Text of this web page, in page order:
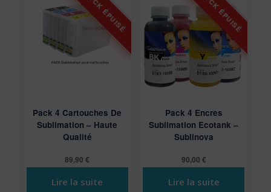
Pack 4 Cartouches De
Sublimation – Haute
Qualité
89,90€
Lire la suite
Pack 4 Encres
Sublimation Ecotank –
Sublinova
90,00 €
Lire la suite